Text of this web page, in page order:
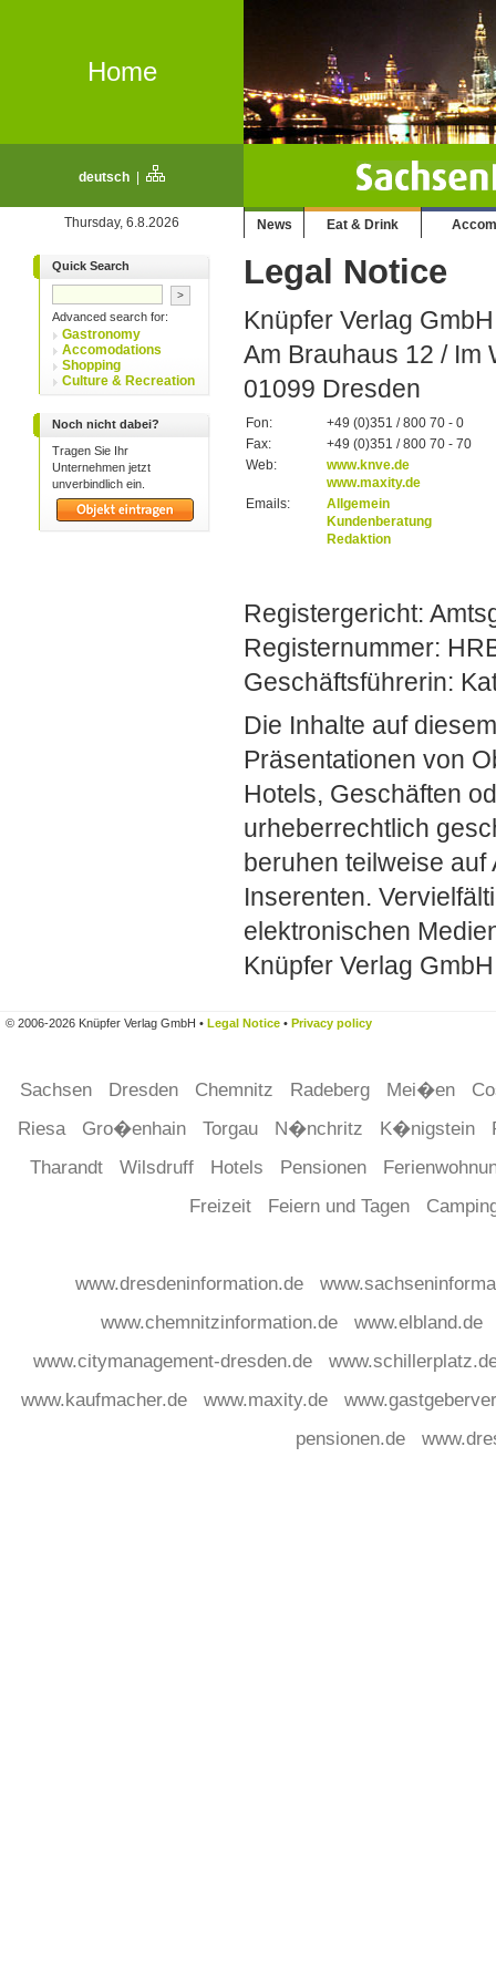
Home
deutsch
Thursday, 6.8.2026 News Eat & Drink
Quick Search
Advanced search for:
Gastronomy
Accomodations
Shopping
Culture & Recreation
Noch nicht dabei?
Tragen Sie Ihr
Unternehmen jetzt
unverbindlich ein.
Legal Notice
Knüpfer Verlag GmbH
Am Brauhaus 12 / Im
01099 Dresden
Fon:
+49 (0)351 / 800 70 - 0
Fax:
+49 (0)351 / 800 70 - 70
Web:
www.knve.de
www.maxity.de
Emails:
Allgemein
Kundenberatung
Redaktion
Registergericht:
Registernummer:
Geschäftsführerin:
Die Inhalte auf
Präsentationen von
Hotels, Geschäften
urheberrechtlich
beruhen teilweise auf
Inserenten.
elektronischen
Knüpfer Verlag
© 2006-2026 Knüpfer Verlag GmbH • Legal Notice • Privacy policy
Sachsen Dresden Chemnitz Radeberg Mei�en
Riesa
Gro�enhain Torgau N�nchritz K�nigstein
Tharandt
Wilsdruff Hotels Pensionen
Freizeit
Feiern und Tagen
www.dresdeninformation.de
www.chemnitzinformation.de
www.elbland.de
www.citymanagement-dresden.de
www.kaufmacher.de
www.maxity.de
pensionen.de